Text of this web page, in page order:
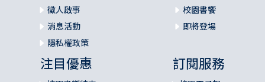
徵人啟事
消息活動
隱私權政策
校園書饗
即將登場
注目優惠 訂閱服務